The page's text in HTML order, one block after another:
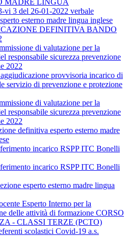
MADRE LINGUA
vi 3 del 26-01-2022 verbale
esterno madre lingua inglese
DEFINITIVA BANDO
di valutazione per la
responsabile sicurezza prevenzione
2022
provvisoria incarico di
servizio di prevenzione e protezione
di valutazione per la
responsabile sicurezza prevenzione
2022
definitiva esperto esterno madre
incarico RSPP ITC Bonelli
incarico RSPP ITC Bonelli
esperto esterno madre lingua
Esperto Interno per la
delle attività di formazione CORSO
- CLASSI TERZE (PCTO)
scolastici Covid-19 a.s.